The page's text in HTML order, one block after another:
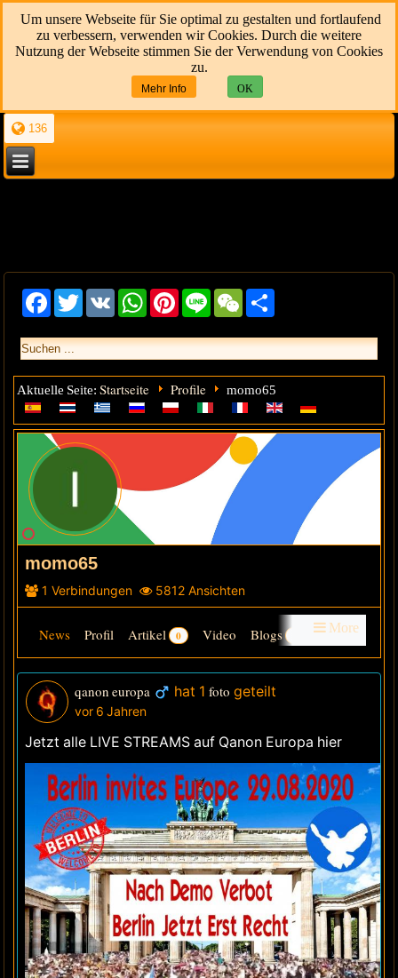
Um unsere Webseite für Sie optimal zu gestalten und fortlaufend
zu verbessern, verwenden wir Cookies. Durch die weitere
Nutzung der Webseite stimmen Sie der Verwendung von Cookies
zu.
Mehr Info OK
136
Facebook
Twitter VK WhatsAppPinterestLine WeChat
Aktuelle Seite:Startseite Profile momo65
momo65
Verbindungen
1 Ansichten
5812
More
News Profil Artikel 0 Video Blogs
Gruppen Audio Foren Galerie info friends
Letzte Besucher
qanon europa hat 1foto geteilt
vor 6 Jahren
Jetzt alle LIVE STREAMS auf Qanon Europa hier